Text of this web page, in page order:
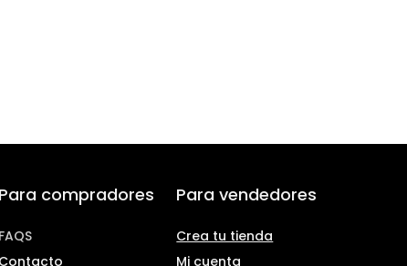
Para compradores
FAQS
Contacto
Para vendedores
Crea tu tienda
Mi cuenta